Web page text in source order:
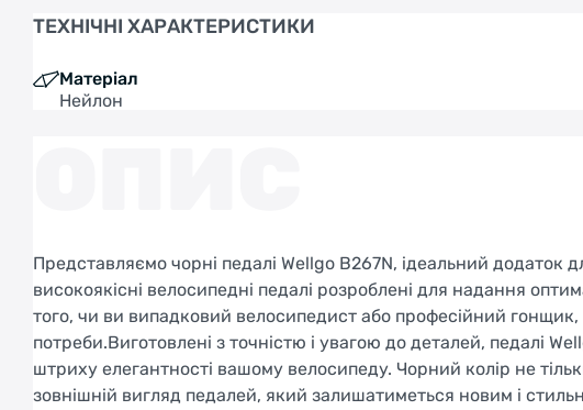
ТЕХНІЧНІ ХАРАКТЕРИСТИКИ
Матеріал
Нейлон
Представляємо чорні педалі Wellgo B267N, ідеальний додаток
високоякісні велосипедні педалі розроблені для надання
того, чи ви випадковий велосипедист або професійний гонщик,
потреби.Виготовлені з точністю і увагою до деталей, педалі
штриху елегантності вашому велосипеду. Чорний колір не
зовнішній вигляд педалей, який залишатиметься новим і